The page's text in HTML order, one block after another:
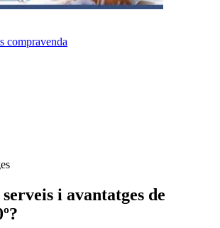
compravenda
i avantatges de